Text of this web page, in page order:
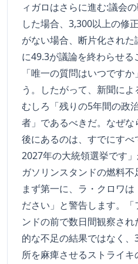
ィガロはさらに進む:議会
した場合、3,300以上の修
がない場合、断片化され
に49.3が議論を終わらせる
「唯一の質問はいつです
う。したがって、新聞に
むしろ「残りの5年間の政
者」であるべきだ。なぜ
後にあるのは、すでにす
2027年の大統領選挙です」
ガソリンスタンドの燃料不
まず第一に、ラ・クロワは
ださい」と警告します。
ンドの前で数日間観察さ
的な不足の結果ではなく
所を麻痺させるストライ